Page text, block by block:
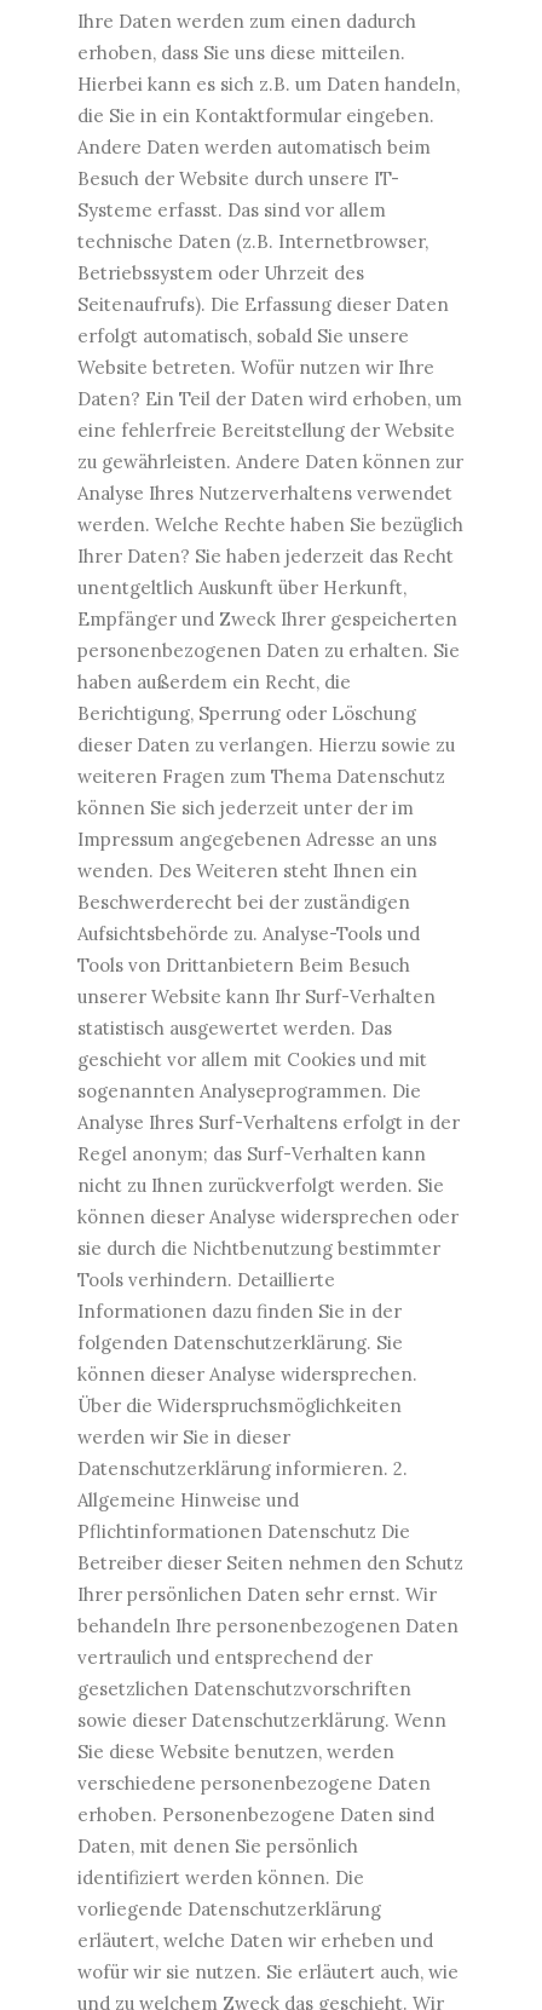
Ihre Daten werden zum einen dadurch
erhoben, dass Sie uns diese mitteilen.
Hierbei kann es sich z.B. um Daten handeln,
die Sie in ein Kontaktformular eingeben.
Andere Daten werden automatisch beim
Besuch der Website durch unsere IT-
Systeme erfasst. Das sind vor allem
technische Daten (z.B. Internetbrowser,
Betriebssystem oder Uhrzeit des
Seitenaufrufs). Die Erfassung dieser Daten
erfolgt automatisch, sobald Sie unsere
Website betreten. Wofür nutzen wir Ihre
Daten? Ein Teil der Daten wird erhoben, um
eine fehlerfreie Bereitstellung der Website
zu gewährleisten. Andere Daten können zur
Analyse Ihres Nutzerverhaltens verwendet
werden. Welche Rechte haben Sie bezüglich
Ihrer Daten? Sie haben jederzeit das Recht
unentgeltlich Auskunft über Herkunft,
Empfänger und Zweck Ihrer gespeicherten
personenbezogenen Daten zu erhalten. Sie
haben außerdem ein Recht, die
Berichtigung, Sperrung oder Löschung
dieser Daten zu verlangen. Hierzu sowie zu
weiteren Fragen zum Thema Datenschutz
können Sie sich jederzeit unter der im
Impressum angegebenen Adresse an uns
wenden. Des Weiteren steht Ihnen ein
Beschwerderecht bei der zuständigen
Aufsichtsbehörde zu. Analyse-Tools und
Tools von Drittanbietern Beim Besuch
unserer Website kann Ihr Surf-Verhalten
statistisch ausgewertet werden. Das
geschieht vor allem mit Cookies und mit
sogenannten Analyseprogrammen. Die
Analyse Ihres Surf-Verhaltens erfolgt in der
Regel anonym; das Surf-Verhalten kann
nicht zu Ihnen zurückverfolgt werden. Sie
können dieser Analyse widersprechen oder
sie durch die Nichtbenutzung bestimmter
Tools verhindern. Detaillierte
Informationen dazu finden Sie in der
folgenden Datenschutzerklärung. Sie
können dieser Analyse widersprechen.
Über die Widerspruchsmöglichkeiten
werden wir Sie in dieser
Datenschutzerklärung informieren. 2.
Allgemeine Hinweise und
Pflichtinformationen Datenschutz Die
Betreiber dieser Seiten nehmen den Schutz
Ihrer persönlichen Daten sehr ernst. Wir
behandeln Ihre personenbezogenen Daten
vertraulich und entsprechend der
gesetzlichen Datenschutzvorschriften
sowie dieser Datenschutzerklärung. Wenn
Sie diese Website benutzen, werden
verschiedene personenbezogene Daten
erhoben. Personenbezogene Daten sind
Daten, mit denen Sie persönlich
identifiziert werden können. Die
vorliegende Datenschutzerklärung
erläutert, welche Daten wir erheben und
wofür wir sie nutzen. Sie erläutert auch, wie
und zu welchem Zweck das geschieht. Wir